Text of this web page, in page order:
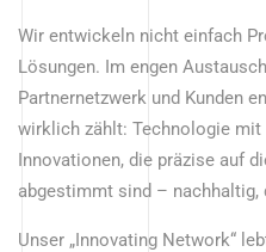
Wir entwickeln nicht einfach
Lösungen. Im engen
Partnernetzwerk und Kunden
wirklich zählt: Technologie
Innovationen, die präzise auf
abgestimmt sind – nachhaltig,
Unser „Innovating Network“